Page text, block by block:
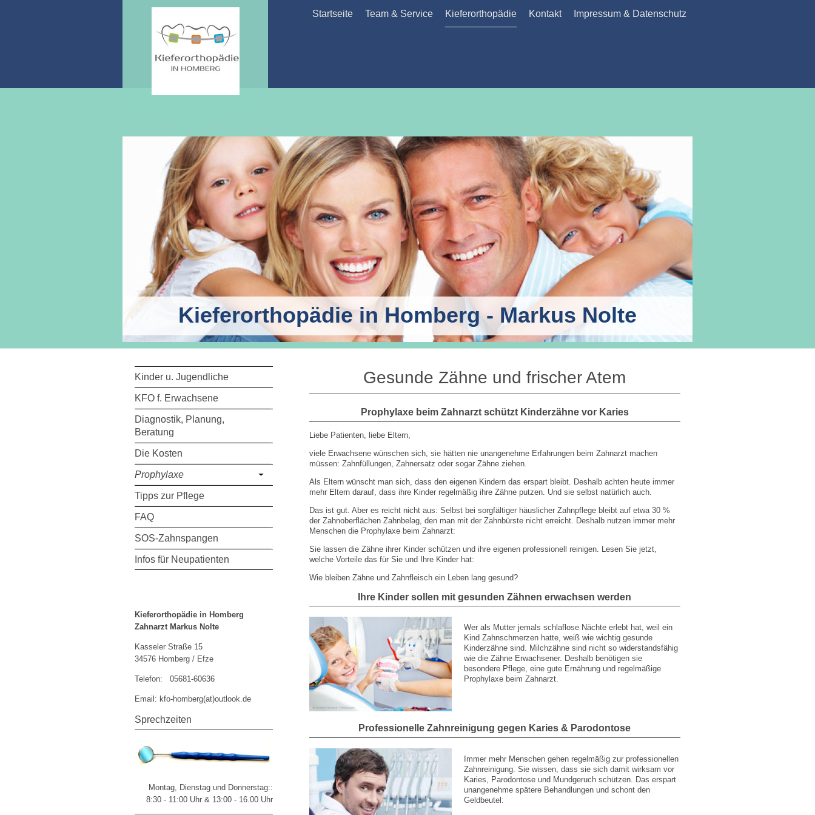
Startseite Team & Service Kieferorthopädie Kontakt Impressum & Datenschutz
Kieferorthopädie in Homberg - Markus Nolte
Gesunde Zähne und frischer Atem
Prophylaxe beim Zahnarzt schützt Kinderzähne vor Karies
Liebe Patienten, liebe Eltern,
viele Erwachsene wünschen sich, sie hätten nie unangenehme Erfahrungen beim Zahnarzt machen
müssen: Zahnfüllungen, Zahnersatz oder sogar Zähne ziehen.
Als Eltern wünscht man sich, dass den eigenen Kindern das erspart bleibt. Deshalb achten heute immer
mehr Eltern darauf, dass ihre Kinder regelmäßig ihre Zähne putzen. Und sie selbst natürlich auch.
Das ist gut. Aber es reicht nicht aus: Selbst bei sorgfältiger häuslicher Zahnpflege bleibt auf etwa 30 %
der Zahnoberflächen Zahnbelag, den man mit der Zahnbürste nicht erreicht. Deshalb nutzen immer mehr
Menschen die Prophylaxe beim Zahnarzt:
Sie lassen die Zähne ihrer Kinder schützen und ihre eigenen professionell reinigen. Lesen Sie jetzt,
welche Vorteile das für Sie und Ihre Kinder hat:
Wie bleiben Zähne und Zahnfleisch ein Leben lang gesund?
Ihre Kinder sollen mit gesunden Zähnen erwachsen werden
Wer als Mutter jemals schlaflose Nächte erlebt hat, weil ein
Kind Zahnschmerzen hatte, weiß wie wichtig gesunde
Kinderzähne sind. Milchzähne sind nicht so widerstandsfähig
wie die Zähne Erwachsener. Deshalb benötigen sie
besondere Pflege, eine gute Ernährung und regelmäßige
Prophylaxe beim Zahnarzt.
Professionelle Zahnreinigung gegen Karies & Parodontose
Immer mehr Menschen gehen regelmäßig zur professionellen
Zahnreinigung. Sie wissen, dass sie sich damit wirksam vor
Karies, Parodontose und Mundgeruch schützen. Das erspart
unangenehme spätere Behandlungen und schont den
Geldbeutel:
Kinder u. Jugendliche
KFO f. Erwachsene
Diagnostik, Planung,
Beratung
Die Kosten
Prophylaxe
Tipps zur Pflege
FAQ
SOS-Zahnspangen
Infos für Neupatienten
Kieferorthopädie in Homberg
Zahnarzt Markus Nolte
Kasseler Straße 15
34576 Homberg / Efze
Telefon: 05681-60636
Email: kfo-homberg(at)outlook.de
Sprechzeiten
Montag, Dienstag und Donnerstag::
8:30 - 11:00 Uhr & 13:00 - 16.00 Uhr